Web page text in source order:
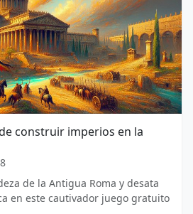
construir imperios en la
de la Antigua Roma y desata
en este cautivador juego gratuito